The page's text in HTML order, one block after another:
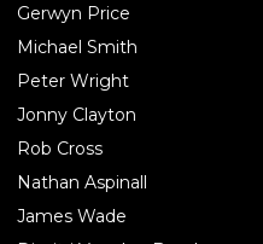
Gerwyn Price
Michael Smith
Peter Wright
Jonny Clayton
Rob Cross
Nathan Aspinall
James Wade